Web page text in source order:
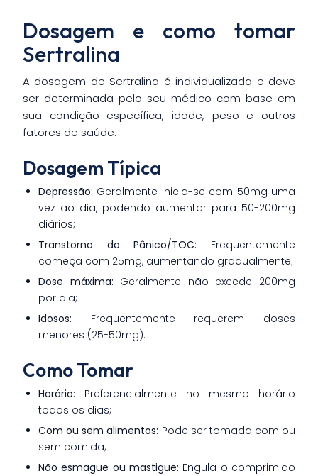
Dosagem e como tomar
Sertralina
A dosagem de Sertralina é individualizada e deve
ser determinada pelo seu médico com base em
sua condição específica, idade, peso e outros
fatores de saúde.
Dosagem Típica
Depressão: Geralmente inicia-se com 50mg uma
vez ao dia, podendo aumentar para 50-200mg
diários;
Transtorno do Pânico/TOC: Frequentemente
começa com 25mg, aumentando gradualmente;
Dose máxima: Geralmente não excede 200mg
por dia;
Idosos: Frequentemente requerem doses
menores (25-50mg).
Como Tomar
Horário: Preferencialmente no mesmo horário
todos os dias;
Com ou sem alimentos: Pode ser tomada com ou
sem comida;
Não esmague ou mastigue: Engula o comprimido